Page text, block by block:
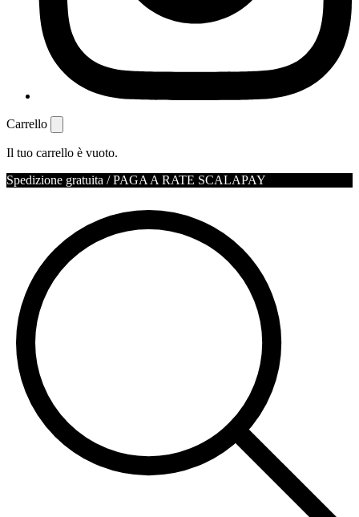
Carrello
Il tuo carrello è vuoto.
Spedizione gratuita / PAGA A RATE SCALAPAY